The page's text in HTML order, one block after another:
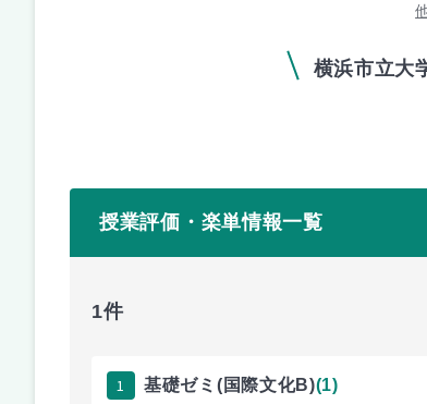
横浜市立大
授業評価・楽単情報一覧
1件
1 基礎ゼミ(国際文化B)(1)